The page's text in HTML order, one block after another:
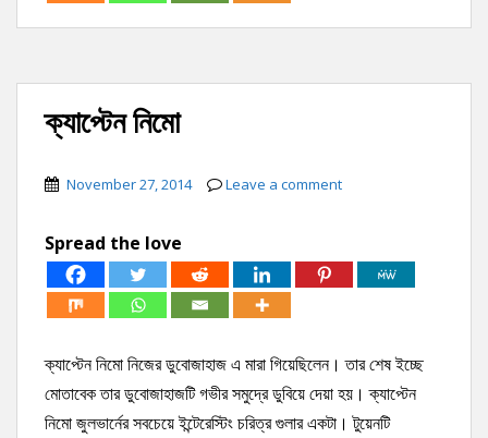
ক্যাপ্টেন নিমো
November 27, 2014 Leave a comment
Spread the love
ক্যাপ্টেন নিমো নিজের ডুবোজাহাজ এ মারা গিয়েছিলেন। তার শেষ ইচ্ছে
মোতাবেক তার ডুবোজাহাজটি গভীর সমুদ্রে ডুবিয়ে দেয়া হয়। ক্যাপ্টেন
নিমো জুলভার্নের সবচেয়ে ইন্টেরেস্টিং চরিত্র গুলার একটা। টুয়েনটি